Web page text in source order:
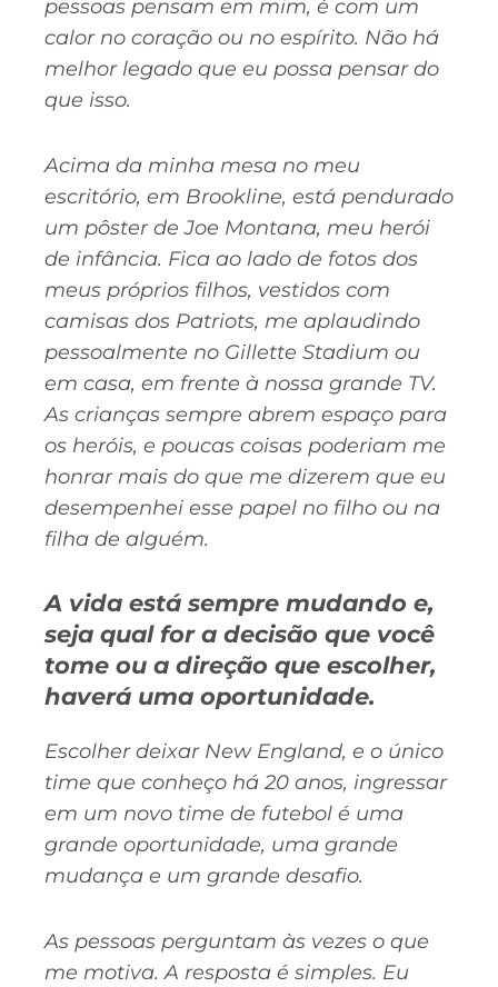
pessoas pensam em mim, é com um
calor no coração ou no espírito. Não há
melhor legado que eu possa pensar do
que isso.
Acima da minha mesa no meu
escritório, em Brookline, está pendurado
um pôster de Joe Montana, meu herói
de infância. Fica ao lado de fotos dos
meus próprios filhos, vestidos com
camisas dos Patriots, me aplaudindo
pessoalmente no Gillette Stadium ou
em casa, em frente à nossa grande TV.
As crianças sempre abrem espaço para
os heróis, e poucas coisas poderiam me
honrar mais do que me dizerem que eu
desempenhei esse papel no filho ou na
filha de alguém.
A vida está sempre mudando e,
seja qual for a decisão que você
tome ou a direção que escolher,
haverá uma oportunidade.
Escolher deixar New England, e o único
time que conheço há 20 anos, ingressar
em um novo time de futebol é uma
grande oportunidade, uma grande
mudança e um grande desafio.
As pessoas perguntam às vezes o que
me motiva. A resposta é simples. Eu